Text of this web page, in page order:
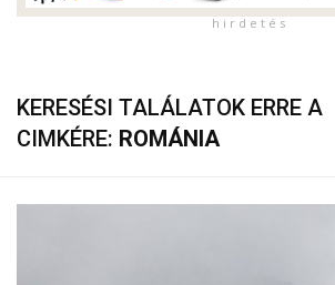
h i r d e t é s
KERESÉSI TALÁLATOK ERRE A
CIMKÉRE: ROMÁNIA